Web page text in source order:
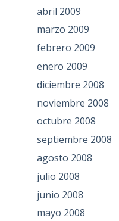
abril 2009
marzo 2009
febrero 2009
enero 2009
diciembre 2008
noviembre 2008
octubre 2008
septiembre 2008
agosto 2008
julio 2008
junio 2008
mayo 2008